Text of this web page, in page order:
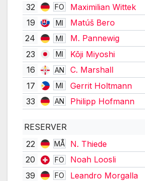
32
FO Maximilian Wittek
19 MI Matúš Bero
24 MI M. Pannewig
23 MI Kōji Miyoshi
16 AN C. Marshall
17 MI Gerrit Holtmann
33 AN Philipp Hofmann
RESERVER
22
MÅ N. Thiede
20 FO
Noah Loosli
39
FO Leandro Morgalla